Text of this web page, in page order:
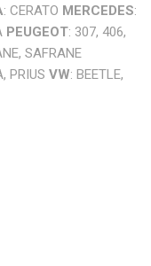
: CERATO MERCEDES:
PEUGEOT: 307, 406,
SAFRANE
PRIUSVW: BEETLE,